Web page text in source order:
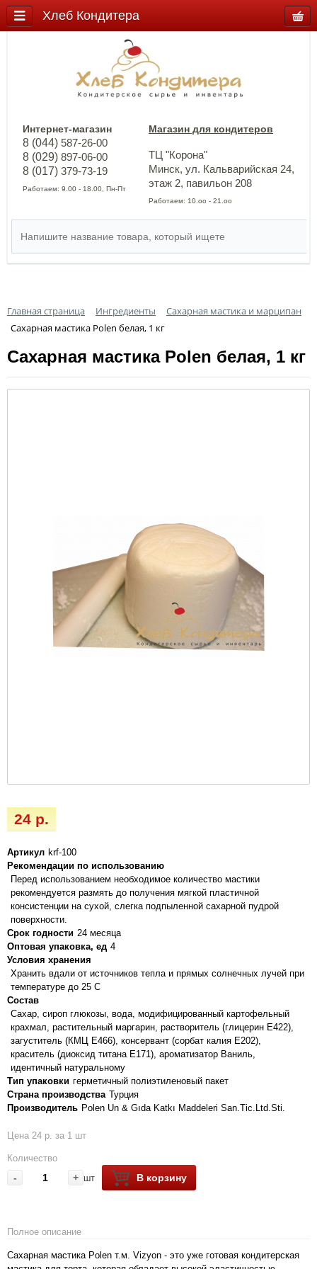
Интернет-магазин
8 (044) 587-26-00
8 (029) 897-06-00
8 (017) 379-73-19
Работаем: 9.00 - 18.00, Пн-Пт
Магазин для кондитеров
ТЦ "Корона"
Минск, ул. Кальварийская 24,
этаж 2, павильон 208
Работаем: 10.оо - 21.оо
Главная страница Ингредиенты
Сахарная мастика и марципан
Сахарная мастика Polen белая, 1 кг
Сахарная мастика Polen белая, 1 кг
24 р.
Артикул krf-100
Рекомендации по использованию
Перед использованием необходимое количество мастики
рекомендуется размять до получения мягкой пластичной
консистенции на сухой, слегка подпыленной сахарной пудрой
поверхности.
Срок годности 24 месяца
Оптовая упаковка, ед 4
Условия хранения
Хранить вдали от источников тепла и прямых солнечных лучей при
температуре до 25 С
Состав
Сахар, сироп глюкозы, вода, модифицированный картофельный
крахмал, растительный маргарин, растворитель (глицерин E422),
загуститель (КМЦ E466), консервант (сорбат калия Е202),
краситель (диоксид титана Е171), ароматизатор Ваниль,
идентичный натуральному
Тип упаковки герметичный полиэтиленовый пакет
Страна производства Турция
Производитель Polen Un & Gıda Katkı Maddeleri San.Tic.Ltd.Sti.
Цена 24 р. за 1 шт
Количество
- + шт В корзину
Полное описание
Сахарная мастика Polen т.м. Vizyon - это уже готовая кондитерская
Хлеб Кондитера